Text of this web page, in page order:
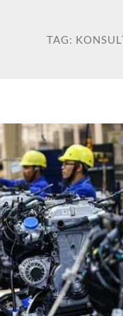
TAG: